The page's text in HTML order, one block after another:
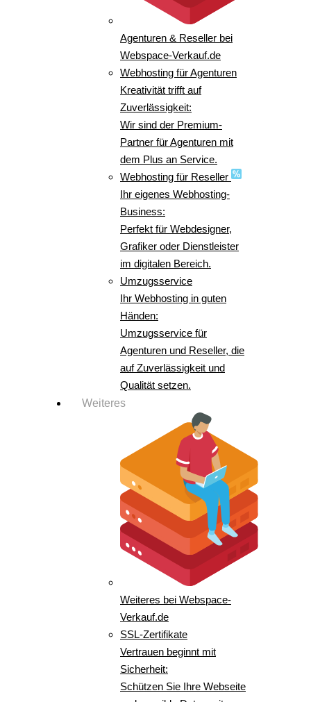
Agenturen & Reseller bei
Webspace-Verkauf.de
Webhosting für Agenturen
Kreativität trifft auf
Zuverlässigkeit:
Wir sind der Premium-
Partner für Agenturen mit
dem Plus an Service.
Webhosting für Reseller
Ihr eigenes Webhosting-
Business:
Perfekt für Webdesigner,
Grafiker oder Dienstleister
im digitalen Bereich.
Umzugsservice
Ihr Webhosting in guten
Händen:
Umzugsservice für
Agenturen und Reseller, die
auf Zuverlässigkeit und
Qualität setzen.
Weiteres
Weiteres bei Webspace-
Verkauf.de
SSL-Zertifikate
Vertrauen beginnt mit
Sicherheit:
Schützen Sie Ihre Webseite